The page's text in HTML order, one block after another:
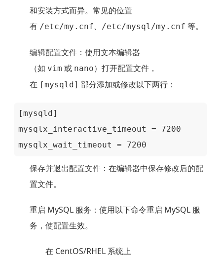
和安装方式而异。常见的位置
有 /etc/my.cnf、 /etc/mysql/my.cnf 等。
编辑配置文件：使用文本编辑器
（如 vim 或 nano）打开配置文件，
在 [mysqld] 部分添加或修改以下两行：
[mysqld]
mysqlx_interactive_timeout = 7200
mysqlx_wait_timeout = 7200
保存并退出配置文件：在编辑器中保存修改后的配
置文件。
重启 MySQL 服务 ：使用以下命令重启 MySQL 服
务，使配置生效。
在 CentOS/RHEL 系统上